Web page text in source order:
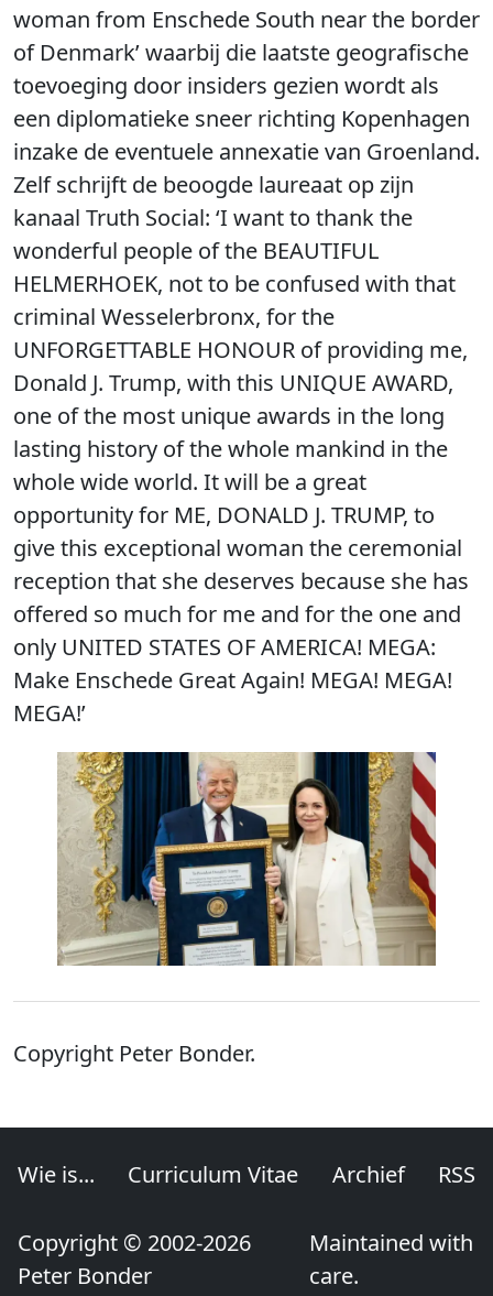
woman from Enschede South near the border
of Denmark’ waarbij die laatste geografische
toevoeging door insiders gezien wordt als
een diplomatieke sneer richting Kopenhagen
inzake de eventuele annexatie van Groenland.
Zelf schrijft de beoogde laureaat op zijn
kanaal Truth Social: ‘I want to thank the
wonderful people of the BEAUTIFUL
HELMERHOEK, not to be confused with that
criminal Wesselerbronx, for the
UNFORGETTABLE HONOUR of providing me,
Donald J. Trump, with this UNIQUE AWARD,
one of the most unique awards in the long
lasting history of the whole mankind in the
whole wide world. It will be a great
opportunity for ME, DONALD J. TRUMP, to
give this exceptional woman the ceremonial
reception that she deserves because she has
offered so much for me and for the one and
only UNITED STATES OF AMERICA! MEGA:
Make Enschede Great Again! MEGA! MEGA!
MEGA!’
Copyright Peter Bonder.
Wie is... Curriculum Vitae Archief RSS
Copyright © 2002-2026
Peter Bonder
Maintained with
care.